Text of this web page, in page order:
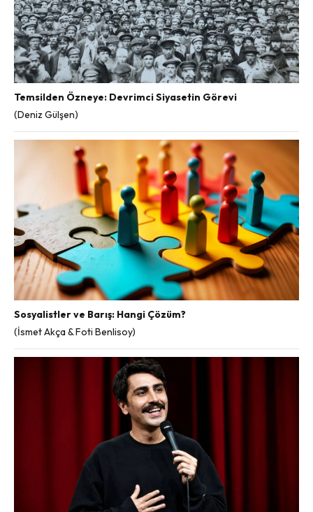
Temsilden Özneye: Devrimci Siyasetin Görevi
(Deniz Gülşen)
Sosyalistler ve Barış: Hangi Çözüm?
(İsmet Akça & Foti Benlisoy)